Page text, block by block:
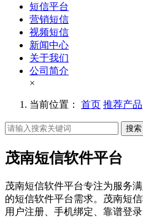
短信平台
营销短信
视频短信
新闻中心
关于我们
公司简介
×
当前位置： 首页 推荐产品
搜索
茂南短信软件平台
茂南短信软件平台专注为服务
的短信软件平台需求。茂南短
用户注册、手机绑定、靠谱登